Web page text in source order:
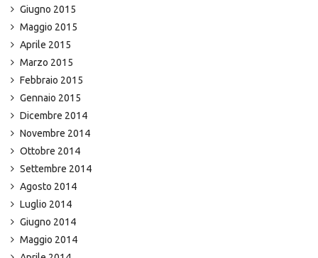
Giugno 2015
Maggio 2015
Aprile 2015
Marzo 2015
Febbraio 2015
Gennaio 2015
Dicembre 2014
Novembre 2014
Ottobre 2014
Settembre 2014
Agosto 2014
Luglio 2014
Giugno 2014
Maggio 2014